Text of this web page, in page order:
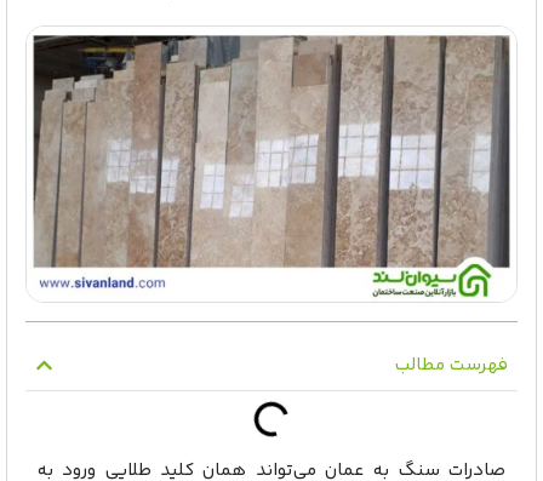
فهرست مطالب
صادرات سنگ به عمان می‌تواند همان کلید طلایی ورود به